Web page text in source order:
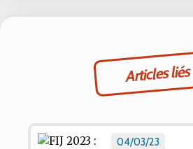
Articles liés
04/03/23